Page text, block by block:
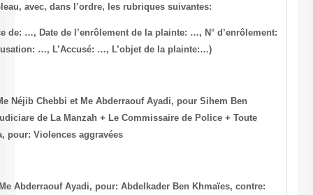
(La liste est publiée sous forme de Tableau, avec, dans l’ordre, les
Greffe du Tribunal de Première Instance de: …, Date de l’enrôlement
…, Avocat(s) de l’accusation: …, L’Accusation: …, L’Accusé: …,
-Tunis,le 19/7/2000, N°: 2000/1008658, Me Néjib Chebbi et Me
Sédrine, contre: Le Chef de la Police Judiciare de La Manzah + Le
autre personne que l’enquête dévoilera, pour: Violences aggravées
-Tunis, le 04/4/2001, N°: 2001/6013177, Me Abderraouf Ayadi, pour: